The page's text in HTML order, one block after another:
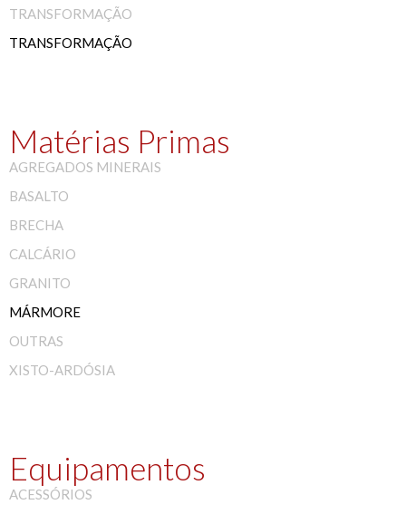
TRANSFORMAÇÃO
TRANSFORMAÇÃO
Matérias Primas
AGREGADOS MINERAIS
BASALTO
BRECHA
CALCÁRIO
GRANITO
MÁRMORE
OUTRAS
XISTO-ARDÓSIA
Equipamentos
ACESSÓRIOS